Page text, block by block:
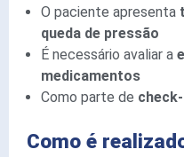
O paciente apresenta
queda de pressão
É necessário avaliar a
medicamentos
Como parte de
Como é